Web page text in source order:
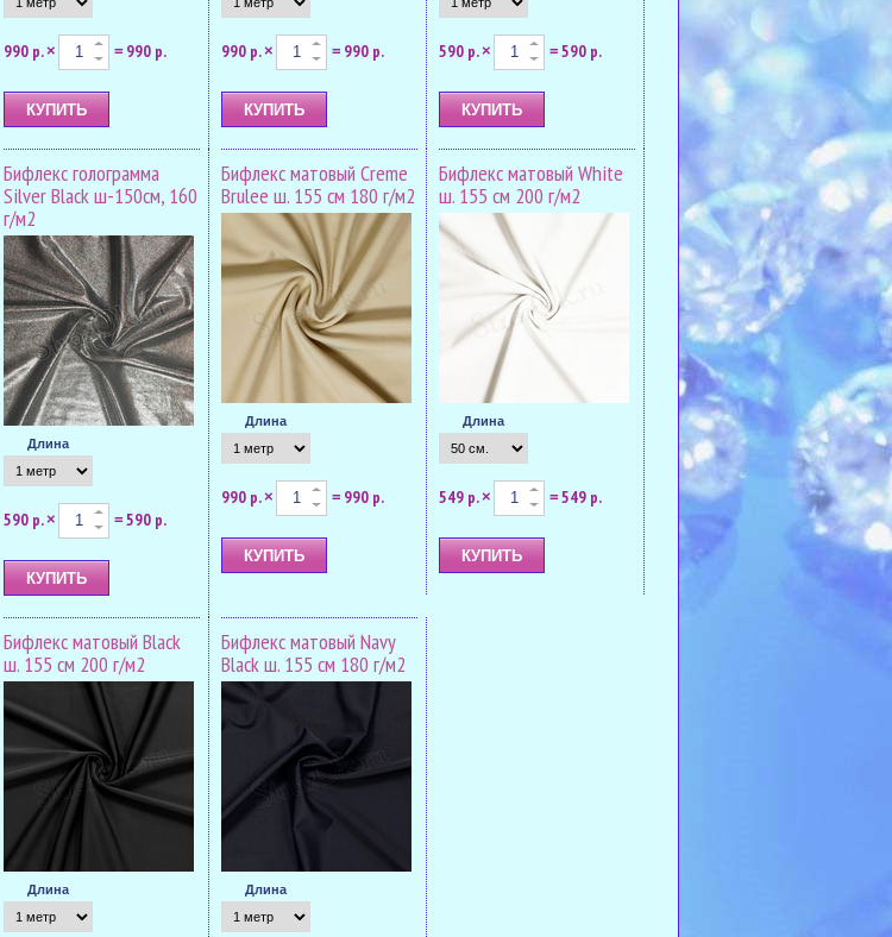
990 р.× = 990 р. 990 р.× = 990 р. 590 р.× = 590 р.
Бифлекс голограмма
Silver Black ш-150см, 160
г/м2
Длина
590 р.× = 590 р.
Бифлекс матовый Creme
Brulee ш. 155 см 180 г/м2
Длина
990 р.× = 990 р.
Бифлекс матовый White
ш. 155 см 200 г/м2
Длина
549 р.× = 549 р.
Бифлекс матовый Black
ш. 155 см 200 г/м2
Длина
Бифлекс матовый Navy
Black ш. 155 см 180 г/м2
Длина